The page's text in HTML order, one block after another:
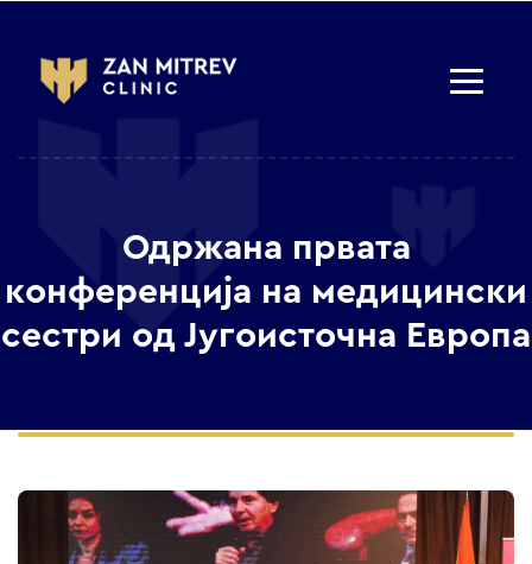
Одржана првата
конференција на медицински
сестри од Југоисточна Европа